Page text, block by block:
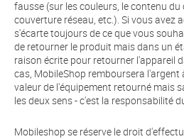
fausse (sur les couleurs, le contenu du
couverture réseau, etc.). Si vous avez
s'écarte toujours de ce que vous
de retourner le produit mais dans un
raison écrite pour retourner l'appareil
cas, MobileShop remboursera l'argent
valeur de l'équipement retourné mais
les deux sens - c'est la responsabilité
Mobileshop se réserve le droit